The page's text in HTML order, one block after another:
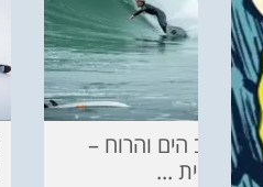
מצב הים והרוח –
תחזית ...